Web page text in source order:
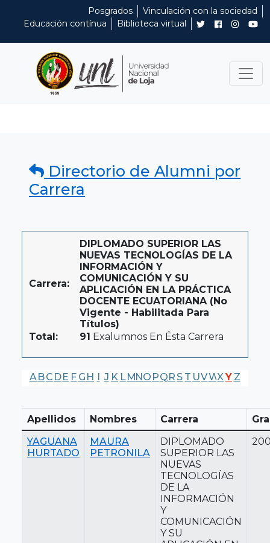
Posgrados
Vinculación con la sociedad
Educación contínua
Biblioteca virtual
Directorio de Alumni por
Carrera
Carrera:
DIPLOMADO SUPERIOR LAS
NUEVAS TECNOLOGÍAS DE LA
INFORMACIÓN Y
COMUNICACIÓN Y SU
APLICACIÓN EN LA PRÁCTICA
DOCENTE ECUATORIANA (No
Vigente - Habilitada Para
Títulos)
Total:
91 Exalumnos En Ésta Carrera
A BC DE F G H I J K LMNO PQR S T UVWX Y Z
Apellidos Nombres Carrera
YAGUANA
HURTADO
MAURA
PETRONILA
DIPLOMADO
SUPERIOR LAS
NUEVAS
TECNOLOGÍAS
DE LA
INFORMACIÓN
Y
COMUNICACIÓN
Y SU